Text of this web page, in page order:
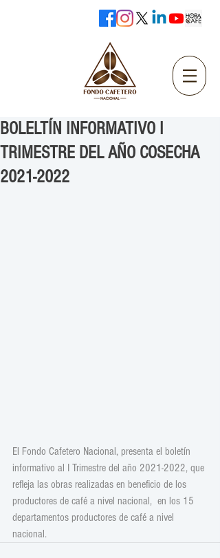
BOLELTÍN INFORMATIVO I
TRIMESTRE DEL AÑO COSECHA
2021-2022
El Fondo Cafetero Nacional, presenta el boletín
informativo al I Trimestre del año 2021-2022, que
refleja las obras realizadas en beneficio de los
productores de café a nivel nacional,  en los 15
departamentos productores de café a nivel
nacional.